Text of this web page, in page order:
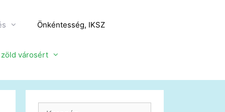
Önkéntesség, IKSZ
városért
Keresés: